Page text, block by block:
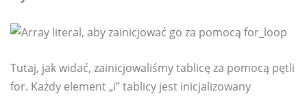
Tutaj, jak widać, zainicjowaliśmy tablicę za pomocą pętli
for. Każdy element „i” tablicy jest inicjalizowany